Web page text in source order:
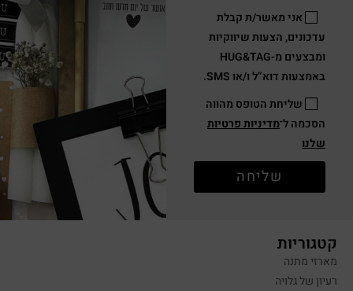
אני מאשר/ת קבלת
עדכונים, הצעות שיווקיות
ומבצעים מ-HUG&TAG
באמצעות דוא”ל ו/או SMS.
שליחת הטופס מהווה
הסכמה ל־מדיניות פרטיות
שלנו
שליחה
קטגוריות
מארזי מתנה
רעיון של גלויה